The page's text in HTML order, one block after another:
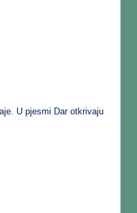
U pjesmi Dar otkrivaju